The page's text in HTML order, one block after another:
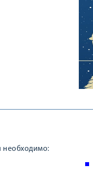
необходимо: